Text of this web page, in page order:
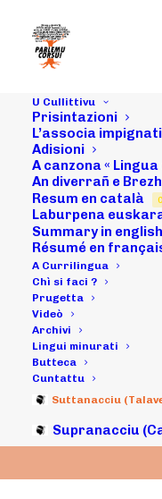
U Cullittivu
Prisintazioni
L’associa impignati
Adisioni
A canzona « Lingua
An diverrañ e
Resum en català
Laburpena
Summary in english
Résumé en
A Currilingua
Chì si faci ?
Prugetta
Videò
Archivi
Lingui minurati
Butteca
Cuntattu
Suttanacciu
Supranacciu
à u
16/05/2016